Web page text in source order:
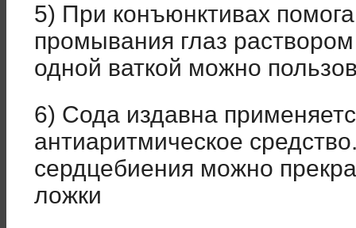
5) При конъюнктивах
промывания глаз
одной ваткой можно
6) Сода издавна
антиаритмическое
сердцебиения можно
ложки